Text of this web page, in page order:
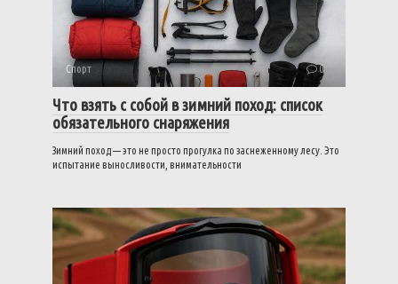
Спорт 0
Что взять с собой в зимний поход: список
обязательного снаряжения
Зимний поход — это не просто прогулка по заснеженному лесу. Это
испытание выносливости, внимательности